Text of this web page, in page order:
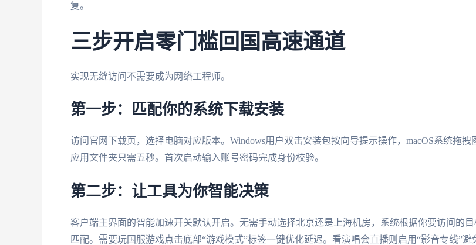
复。
三步开启零门槛回国高速通道
实现无缝访问不需要成为网络工程师。
第一步：匹配你的系统下载安装
访问官网下载页，选择电脑对应版本。Windows用户双击安装包按向导提示操作，macOS系统拖拽
应用文件夹只需五秒。首次启动输入账号密码完成身份校验。
第二步：让工具为你智能决策
客户端主界面的智能加速开关默认开启。无需手动选择北京还是上海机房，系统根据你要访问的目
匹配。需要玩国服游戏点击底部“游戏模式”标签一键优化延迟。看演唱会直播则启用“影音专线”避